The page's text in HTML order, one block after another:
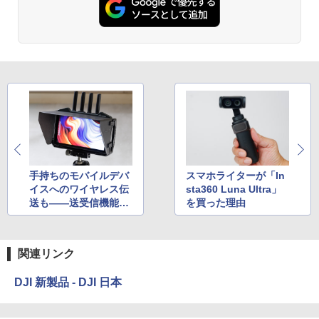
手持ちのモバイルデバ
イスへのワイヤレス伝
送も――送受信機能を
内蔵した多機能モニタ
スマホライターが「In
sta360 Luna Ultra」
を買った理由
関連リンク
DJI 新製品 - DJI 日本